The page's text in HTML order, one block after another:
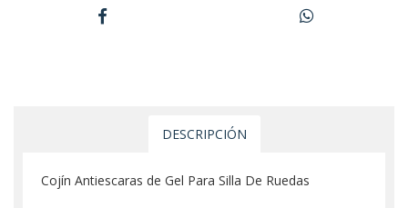
DESCRIPCIÓN
Cojín Antiescaras de Gel Para Silla De Ruedas